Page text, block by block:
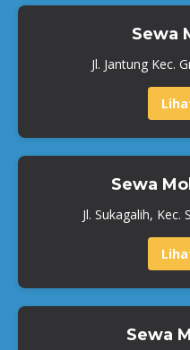
Sewa
Jl. Jantung Kec.
Sewa
Jl. Sukagalih,
Sewa